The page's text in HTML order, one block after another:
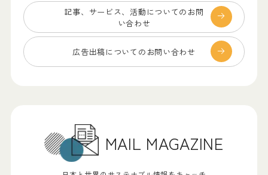
記事、サービス、 活動についてのお問
い合わせ
広告出稿についての お問い合わせ
MAIL MAGAZINE